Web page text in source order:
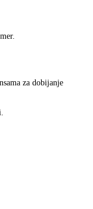
za dobijanje